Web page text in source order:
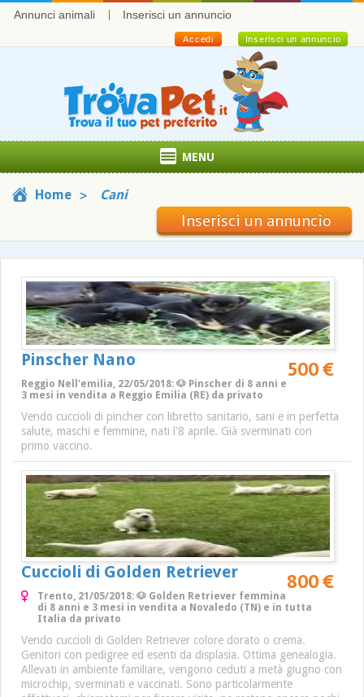
Annunci animali Inserisci un annuncio
Inserisci un annuncio
Accedi
MENU
Home Cani
Inserisci un annuncio
Pinscher Nano 500 €
Reggio Nell'emilia, 22/05/2018: 🐶 Pinscher di 8 anni e
3 mesi in vendita a Reggio Emilia (RE) da privato
Vendo cuccioli di pincher con libretto sanitario, sani e in perfetta
salute, maschi e femmine, nati l'8 aprile. Già sverminati con
primo vaccino.
Cuccioli di Golden Retriever 800 €
Trento, 21/05/2018: 🐶 Golden Retriever femmina
di 8 anni e 3 mesi in vendita a Novaledo (TN) e in tutta
Italia da privato
Vendo cuccioli di Golden Retriever colore dorato o crema.
Genitori con pedigree ed esenti da displasia. Ottima genealogia.
Allevati in ambiente familiare, vengono ceduti a metà giugno con
microchip, sverminati e vaccinati. Sono particolarmente